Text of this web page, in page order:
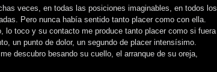
veces, en todas las posiciones imaginables, en todos los
Pero nunca había sentido tanto placer como con ella.
lo toco y su contacto me produce tanto placer como si fuera
un punto de dolor, un segundo de placer intensísimo.
descubro besando su cuello, el arranque de su oreja,